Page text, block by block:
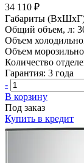
34 110 ₽
Габариты
Общий объем, л:
Объем
Объем
Количество
Гарантия: 3 года
-
В корзину
Под заказ
Купить в кредит